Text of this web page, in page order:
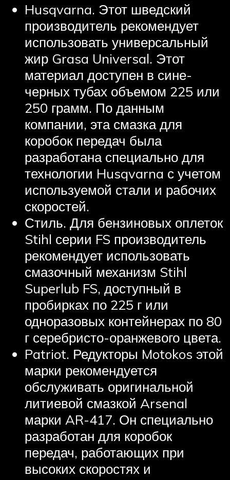
Husqvarna. Этот шведский
производитель рекомендует
использовать универсальный
жир Grasa Universal. Этот
материал доступен в сине-
черных тубах объемом 225 или
250 грамм. По данным
компании, эта смазка для
коробок передач была
разработана специально для
технологии Husqvarna с учетом
используемой стали и рабочих
скоростей.
Стиль. Для бензиновых оплеток
Stihl серии FS производитель
рекомендует использовать
смазочный механизм Stihl
Superlub FS, доступный в
пробирках по 225 г или
одноразовых контейнерах по 80
г серебристо-оранжевого цвета.
Patriot. Редукторы Motokos этой
марки рекомендуется
обслуживать оригинальной
литиевой смазкой Arsenal
марки AR-417. Он специально
разработан для коробок
передач, работающих при
высоких скоростях и